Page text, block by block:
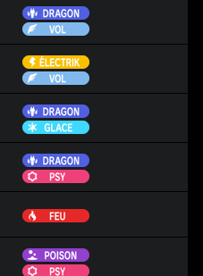
Dragon
Vol
Électrik
Vol
Dragon
Glace
Dragon
Psy
Feu
Poison
Psy